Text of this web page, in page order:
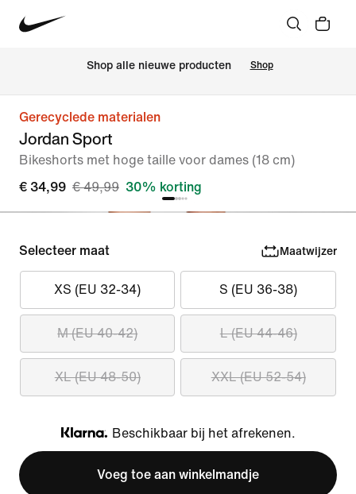
Shop alle nieuwe producten Shop
Gerecyclede materialen
Jordan Sport
Bikeshorts met hoge taille voor dames (18 cm)
€ 34,99 € 49,99 30% korting
Selecteer maat Maatwijzer
XS (EU 32-34) S (EU 36-38)
M (EU 40-42) L (EU 44-46)
XL (EU 48-50) XXL (EU 52-54)
Klarna
Beschikbaar bij het afrekenen.
Voeg toe aan winkelmandje